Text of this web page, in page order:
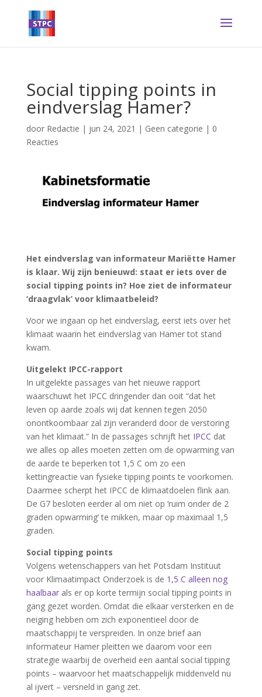
Social tipping points in
eindverslag Hamer?
door Redactie | jun 24, 2021 | Geen categorie | 0
Reacties
Het eindverslag van informateur Mariëtte Hamer
is klaar. Wij zijn benieuwd: staat er iets over de
social tipping points in? Hoe ziet de informateur
‘draagvlak’ voor klimaatbeleid?
Voor we ingaan op het eindverslag, eerst iets over het
klimaat waarin het eindverslag van Hamer tot stand
kwam.
Uitgelekt IPCC-rapport
In uitgelekte passages van het nieuwe rapport
waarschuwt het IPCC dringender dan ooit “dat het
leven op aarde zoals wij dat kennen tegen 2050
onontkoombaar zal zijn veranderd door de verstoring
van het klimaat.” In de passages schrijft het IPCC dat
we alles op alles moeten zetten om de opwarming van
de aarde te beperken tot 1,5 C om zo een
kettingreactie van fysieke tipping points te voorkomen.
Daarmee scherpt het IPCC de klimaatdoelen flink aan.
De G7 besloten eerder al om niet op ‘ruim onder de 2
graden opwarming’ te mikken, maar op maximaal 1,5
graden.
Social tipping points
Volgens wetenschappers van het Potsdam Instituut
voor Klimaatimpact Onderzoek is de 1,5 C alleen nog
haalbaarals er op korte termijn social tipping points in
gang gezet worden. Omdat die elkaar versterken en de
neiging hebben om zich exponentieel door de
maatschappij te verspreiden. In onze brief aan
informateur Hamer pleitten we daarom voor een
strategie waarbij de overheid een aantal social tipping
points – waarvoor het maatschappelijk middenveld nu
al ijvert – versneld in gang zet.